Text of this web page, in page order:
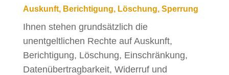
Auskunft, Berichtigung, Löschung, Sperrung
Ihnen stehen grundsätzlich die
unentgeltlichen Rechte auf Auskunft,
Berichtigung, Löschung, Einschränkung,
Datenübertragbarkeit, Widerruf und